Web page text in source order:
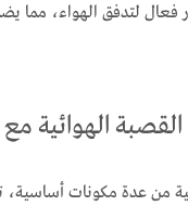
لتدفق الهواء، مما
الهوائية
من عدة مكونات